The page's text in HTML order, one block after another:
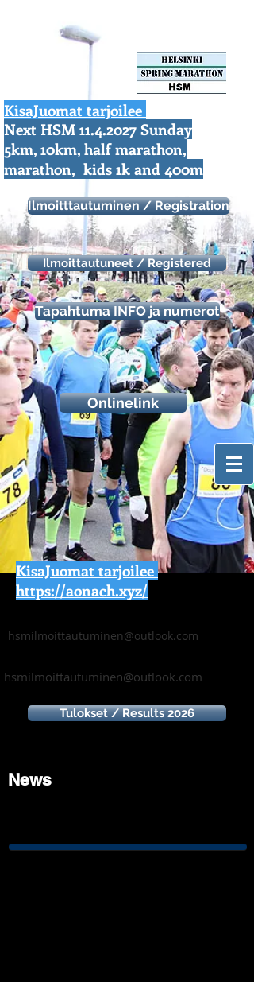
KisaJuomat tarjoilee
https://aonach.xyz/
Next HSM 11.4.2027 Sunday
5km, 10km, half marathon,
marathon, kids 1k and 400m
Ilmoitttautuminen / Registration
Ilmoittautuneet / Registered
Tapahtuma INFO ja numerot
Onlinelink
KisaJuomat tarjoilee
https://aonach.xyz/
hsmilmoittautuminen@outlook.com
hsmilmoittautuminen@outlook.com
Tulokset / Results 2026
News